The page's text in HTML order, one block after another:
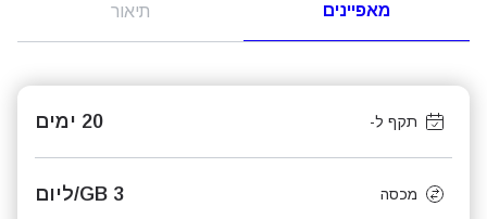
מאפיינים תיאור
תקף ל- 20 ימים
מכסה 3 GB/ליום